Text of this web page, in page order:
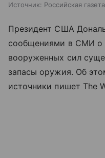
Источник: Российская газета
Президент США
сообщениями в СМИ о
вооруженных сил
запасы оружия. Об
источники пишет The